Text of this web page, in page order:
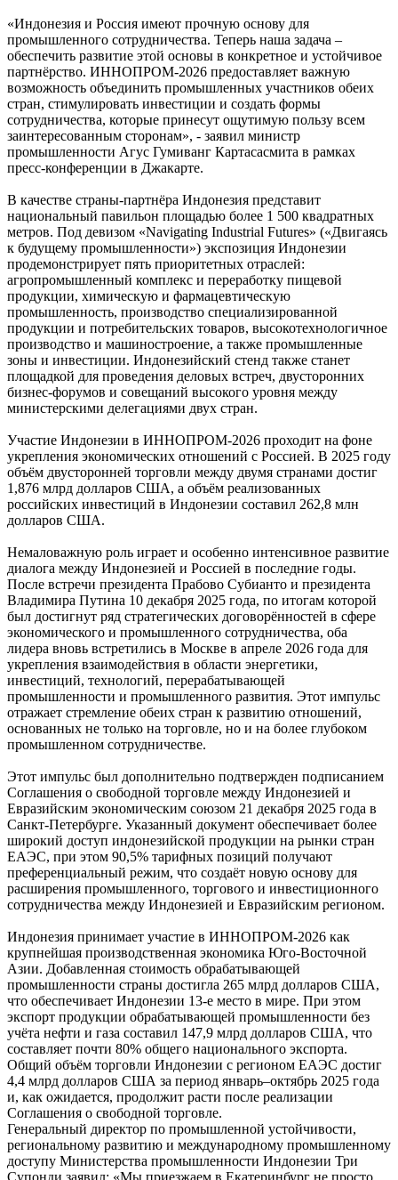
«Индонезия и Россия имеют прочную основу для
промышленного сотрудничества. Теперь наша задача –
обеспечить развитие этой основы в конкретное и устойчивое
партнёрство. ИННОПРОМ-2026 предоставляет важную
возможность объединить промышленных участников обеих
стран, стимулировать инвестиции и создать формы
сотрудничества, которые принесут ощутимую пользу всем
заинтересованным сторонам», - заявил министр
промышленности Агус Гумиванг Картасасмита в рамках
пресс-конференции в Джакарте.
В качестве страны-партнёра Индонезия представит
национальный павильон площадью более 1 500 квадратных
метров. Под девизом «Navigating Industrial Futures» («Двигаясь
к будущему промышленности») экспозиция Индонезии
продемонстрирует пять приоритетных отраслей:
агропромышленный комплекс и переработку пищевой
продукции, химическую и фармацевтическую
промышленность, производство специализированной
продукции и потребительских товаров, высокотехнологичное
производство и машиностроение, а также промышленные
зоны и инвестиции. Индонезийский стенд также станет
площадкой для проведения деловых встреч, двусторонних
бизнес-форумов и совещаний высокого уровня между
министерскими делегациями двух стран.
Участие Индонезии в ИННОПРОМ-2026 проходит на фоне
укрепления экономических отношений с Россией. В 2025 году
объём двусторонней торговли между двумя странами достиг
1,876 млрд долларов США, а объём реализованных
российских инвестиций в Индонезии составил 262,8 млн
долларов США.
Немаловажную роль играет и особенно интенсивное развитие
диалога между Индонезией и Россией в последние годы.
После встречи президента Прабово Субианто и президента
Владимира Путина 10 декабря 2025 года, по итогам которой
был достигнут ряд стратегических договорённостей в сфере
экономического и промышленного сотрудничества, оба
лидера вновь встретились в Москве в апреле 2026 года для
укрепления взаимодействия в области энергетики,
инвестиций, технологий, перерабатывающей
промышленности и промышленного развития. Этот импульс
отражает стремление обеих стран к развитию отношений,
основанных не только на торговле, но и на более глубоком
промышленном сотрудничестве.
Этот импульс был дополнительно подтвержден подписанием
Соглашения о свободной торговле между Индонезией и
Евразийским экономическим союзом 21 декабря 2025 года в
Санкт-Петербурге. Указанный документ обеспечивает более
широкий доступ индонезийской продукции на рынки стран
ЕАЭС, при этом 90,5% тарифных позиций получают
преференциальный режим, что создаёт новую основу для
расширения промышленного, торгового и инвестиционного
сотрудничества между Индонезией и Евразийским регионом.
Индонезия принимает участие в ИННОПРОМ-2026 как
крупнейшая производственная экономика Юго-Восточной
Азии. Добавленная стоимость обрабатывающей
промышленности страны достигла 265 млрд долларов США,
что обеспечивает Индонезии 13-е место в мире. При этом
экспорт продукции обрабатывающей промышленности без
учёта нефти и газа составил 147,9 млрд долларов США, что
составляет почти 80% общего национального экспорта.
Общий объём торговли Индонезии с регионом ЕАЭС достиг
4,4 млрд долларов США за период январь–октябрь 2025 года
и, как ожидается, продолжит расти после реализации
Соглашения о свободной торговле.
Генеральный директор по промышленной устойчивости,
региональному развитию и международному промышленному
доступу Министерства промышленности Индонезии Три
Супонди заявил: «Мы приезжаем в Екатеринбург не просто